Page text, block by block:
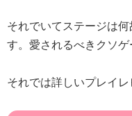
それでいてステージは
す。愛されるべきクソゲ
それでは詳しいプレイレ